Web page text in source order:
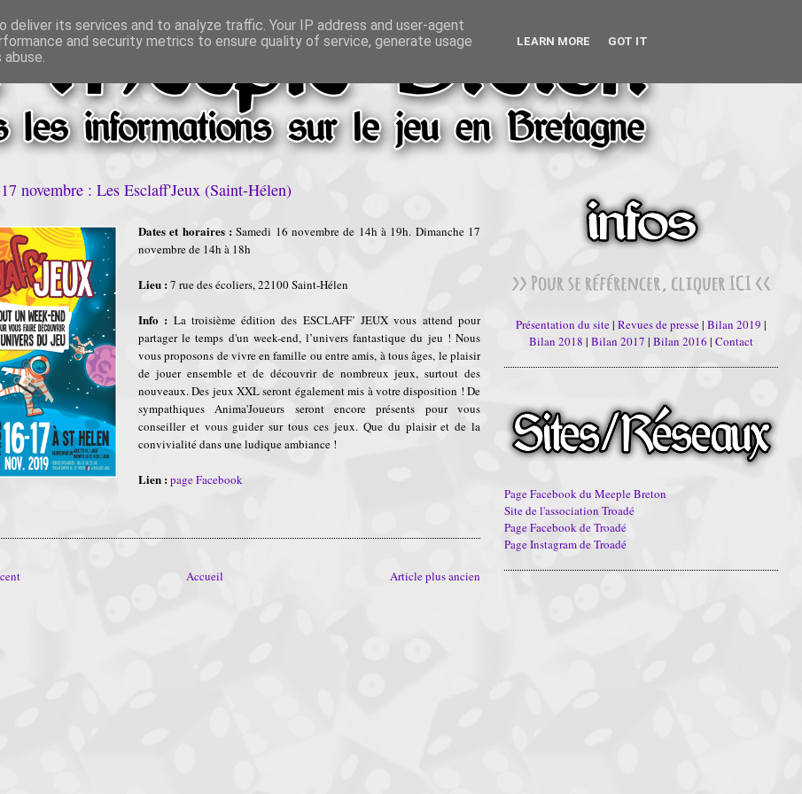
novembre : Les Esclaff'Jeux (Saint-Hélen)
Dates et horaires : Samedi 16 novembre de 14h à 19h. Dimanche 17
novembre de 14h à 18h
Lieu :7 rue des écoliers, 22100 Saint-Hélen
Info : La troisième édition des ESCLAFF’ JEUX vous attend pour
partager le temps d'un week-end, l’univers fantastique du jeu ! Nous
vous proposons de vivre en famille ou entre amis, à tous âges, le plaisir
de jouer ensemble et de découvrir de nombreux jeux, surtout des
nouveaux. Des jeux XXL seront également mis à votre disposition ! De
sympathiques Anima'Joueurs seront encore présents pour vous
conseiller et vous guider sur tous ces jeux. Que du plaisir et de la
convivialité dans une ludique ambiance !
Lien :page Facebook
Article plus ancien
Accueil
Présentation du site|Revues de presse|Bilan 2019 |
Bilan 2018 |Bilan 2017 |Bilan 2016 |Contact
Page Facebook du Meeple Breton
Site de l'association Troadé
Page Facebook de Troadé
Page Instagram de Troadé
its services and to analyze traffic. Your IP address and user-agent
and security metrics to ensure quality of service, generate usage
LEARN MORE GOT IT